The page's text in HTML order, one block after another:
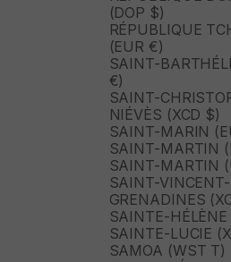
(DOP $)
RÉPUBLIQUE
(EUR €)
SAINT-
€)
SAINT-
NIÉVÈS (XCD $)
SAINT-MARIN
SAINT-MARTIN
SAINT-MARTIN
SAINT-
GRENADINES
SAINTE-
SAINTE-LUCIE
SAMOA (WST T)